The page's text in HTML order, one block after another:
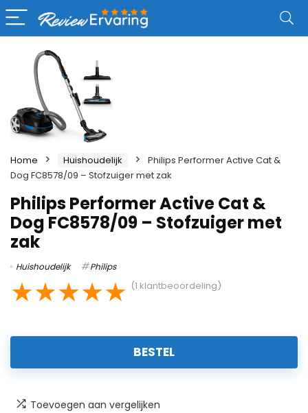
Home Huishoudelijk
Philips Performer Active Cat &
Dog FC8578/09 – Stofzuiger met zak
Philips Performer Active Cat &
Dog FC8578/09 – Stofzuiger met
zak
Huishoudelijk Philips
★★★★★ (1 klantbeoordeling)
BESTEL
Toevoegen aan vergelijken